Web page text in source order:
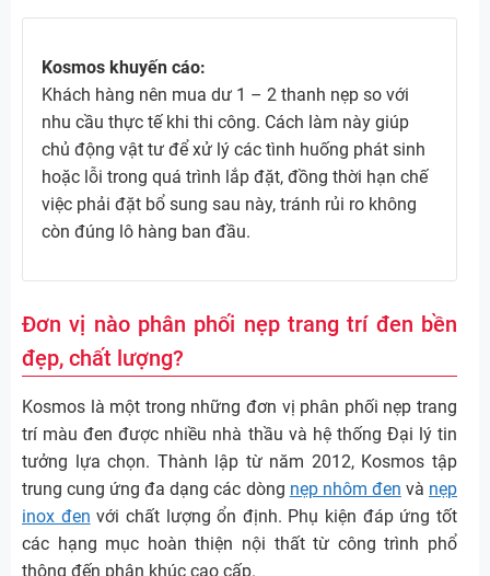
Kosmos khuyến cáo:
Khách hàng nên mua dư 1 – 2 thanh nẹp so với
nhu cầu thực tế khi thi công. Cách làm này giúp
chủ động vật tư để xử lý các tình huống phát sinh
hoặc lỗi trong quá trình lắp đặt, đồng thời hạn chế
việc phải đặt bổ sung sau này, tránh rủi ro không
còn đúng lô hàng ban đầu.
Đơn vị nào phân phối nẹp trang trí đen bền
đẹp, chất lượng?
Kosmos là một trong những đơn vị phân phối nẹp trang
trí màu đen được nhiều nhà thầu và hệ thống Đại lý tin
tưởng lựa chọn. Thành lập từ năm 2012, Kosmos tập
trung cung ứng đa dạng các dòng nẹp nhôm đen và nẹp
inox đen với chất lượng ổn định. Phụ kiện đáp ứng tốt
các hạng mục hoàn thiện nội thất từ công trình phổ
thông đến phân khúc cao cấp.